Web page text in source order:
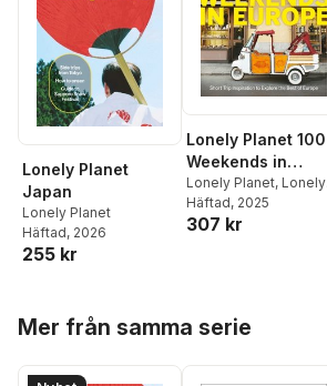
Lonely Planet
Japan
Lonely Planet
Häftad, 2026
255 kr
Lonely Planet 100
Weekends in
Europe
Lonely Planet, Lonely
Planet
Häftad, 2025
307 kr
Mer från samma serie